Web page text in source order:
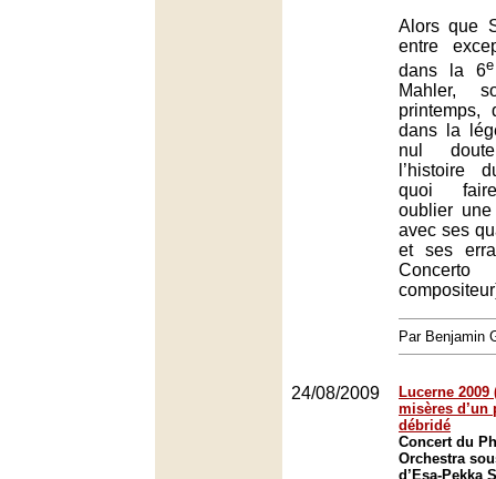
Alors que
entre
dans la 6e
Mahler,
printemps,
dans la
nul
l’histoire
quoi
oublier
avec ses
et ses
Par Benjamin
24/08/2009
Lucerne
misères d’un
débridé
Concert du
Orchestra
d’Esa-Pekka